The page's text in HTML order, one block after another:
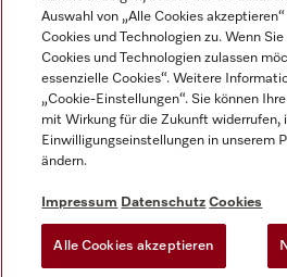
Impressum
AGB
Datenschutz
Nutzungsbedingungen
Gesetzen über digitale Dienste
Cookie-Einstellungen
Auswahl von „Alle Cookies
Cookies und Technologien zu. Wenn
Cookies und Technologien zulassen
essenzielle Cookies“. Weitere
„Cookie-Einstellungen“. Sie können
mit Wirkung für die Zukunft widerrufen,
Einwilligungseinstellungen in unserem
ändern.
Impressum Datenschutz Cookies
Alle Cookies akzeptieren